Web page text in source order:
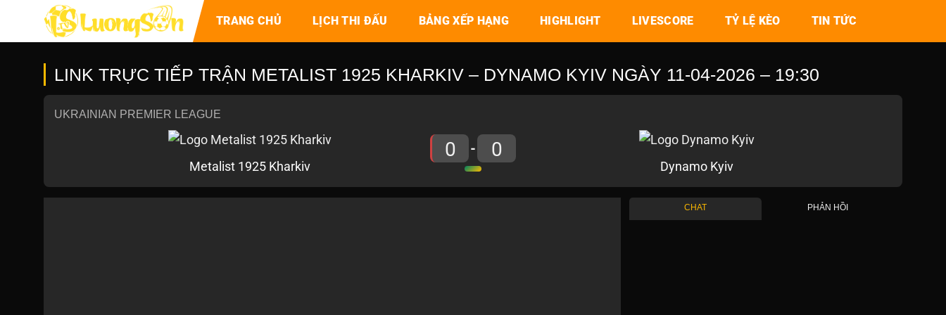
TRANG CHỦ LỊCH THI ĐẤU BẢNG XẾP HẠNG HIGHLIGHT LIVESCORE TỶ LỆ KÈO TIN TỨC
LINK TRỰC TIẾP TRẬN METALIST 1925 KHARKIV – DYNAMO KYIV NGÀY 11-04-2026 – 19:30
UKRAINIAN PREMIER LEAGUE
Metalist 1925 Kharkiv
0 - 0
Dynamo Kyiv
CHAT PHẢN HỒI